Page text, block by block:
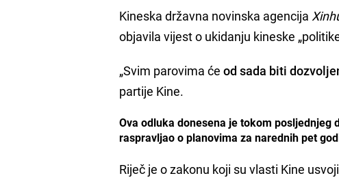
Kineska državna novinska agencija
objavila vijest o ukidanju kineske
„Svim parovima ćeod sada biti
partije Kine.
Ova odluka donesena je tokom
raspravljao o planovima za narednih pet
Riječ je o zakonu koji su vlasti Kine